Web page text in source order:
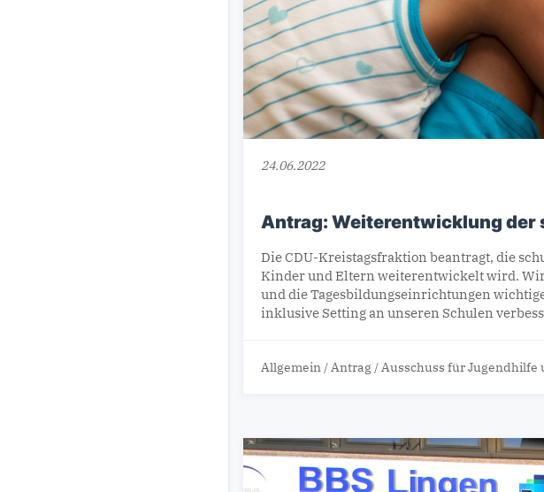
24.06.2022
Antrag: Weiterentwicklung der
Die CDU-Kreistagsfraktion beantragt, die
Kinder und Eltern weiterentwickelt wird. Wir
und die Tagesbildungseinrichtungen
inklusive Setting an unseren Schulen
Allgemein /Antrag /Ausschuss für Jugendhilfe